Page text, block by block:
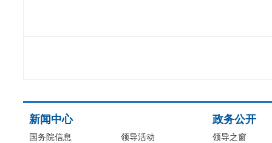
新闻中心
国务院信息 领导活动
政务公开
领导之窗